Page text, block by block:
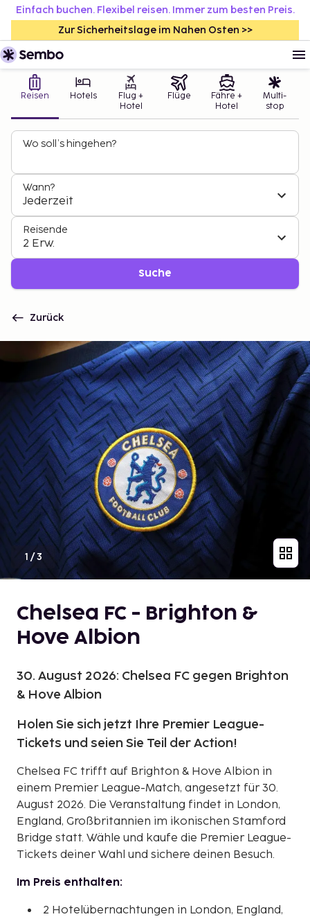
Einfach buchen. Flexibel reisen. Immer zum besten Preis.
Zur Sicherheitslage im Nahen Osten >>
Reisen Hotels
Flug +
Hotel
Flüge
Fähre +
Hotel
Multi-
stop
Wo soll’s hingehen?
Wann?
Jederzeit
Reisende
2 Erw.
Suche
Zurück
1 /3
Chelsea FC - Brighton &
Hove Albion
30. August 2026: Chelsea FC gegen Brighton
& Hove Albion
Holen Sie sich jetzt Ihre Premier League-
Tickets und seien Sie Teil der Action!
Chelsea FC trifft auf Brighton & Hove Albion in
einem Premier League-Match, angesetzt für 30.
August 2026. Die Veranstaltung findet in London,
England, Großbritannien im ikonischen Stamford
Bridge statt. Wähle und kaufe die Premier League-
Tickets deiner Wahl und sichere deinen Besuch.
Im Preis enthalten:
2 Hotelübernachtungen in London, England,